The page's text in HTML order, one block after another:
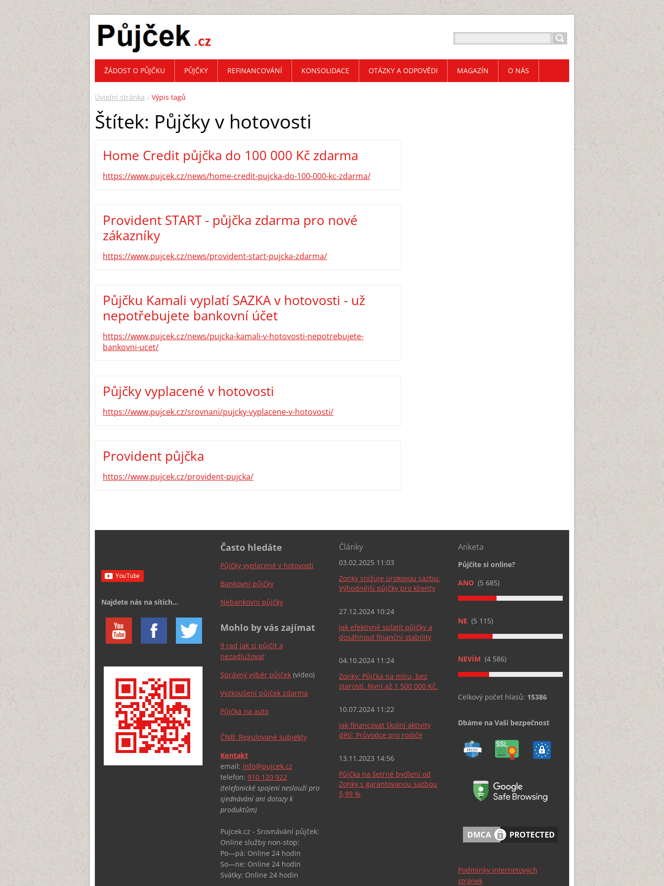
Úvodní stránka Výpis tagů
Štítek: Půjčky v hotovosti
Home Credit půjčka do 100 000 Kč zdarma
https://www.pujcek.cz/news/home-credit-pujcka-do-100-000-kc-zdarma/
Provident START - půjčka zdarma pro nové
zákazníky
https://www.pujcek.cz/news/provident-start-pujcka-zdarma/
Půjčku Kamali vyplatí SAZKA v hotovosti - už
nepotřebujete bankovní účet
https://www.pujcek.cz/news/pujcka-kamali-v-hotovosti-nepotrebujete-
bankovni-ucet/
Půjčky vyplacené v hotovosti
https://www.pujcek.cz/srovnani/pujcky-vyplacene-v-hotovosti/
Provident půjčka
https://www.pujcek.cz/provident-pujcka/
ŽÁDOST O PŮJČKU PŮJČKY REFINANCOVÁNÍ KONSOLIDACE OTÁZKY A ODPOVĚDI MAGAZÍN O NÁS
Najdete nás na sítích...
Často hledáte
Půjčky vyplacené v hotovosti
Bankovní půjčky
Nebankovní půjčky
Mohlo by vás zajímat
9 rad jak si půjčit a
nezadlužovat
Správný výběr půjček(video)
Vyzkoušení půjček zdarma
Půjčka na auto
ČNB: Regulované subjekty
Kontakt
email: info@pujcek.cz
telefon: 910 120 922
(telefonické spojení neslouží pro
sjednávání ani dotazy k
produktům)
Pujcek.cz - Srovnávání půjček:
Online služby non-stop:
Po—pá: Online 24 hodin
So—ne: Online 24 hodin
Svátky: Online 24 hodin
Články
03.02.2025 11:03
Zonky snižuje úrokovou sazbu:
Výhodnější půjčky pro klienty
27.12.2024 10:24
Jak efektivně splatit půjčky a
dosáhnout finanční stability
04.10.2024 11:24
Zonky: Půjčka na míru, bez
starostí. Nyní až 1 500 000 Kč.
10.07.2024 11:22
Jak financovat školní aktivity
dětí: Průvodce pro rodiče
13.11.2023 14:56
Půjčka na šetrné bydlení od
Zonky s garantovanou sazbou
5,99 %
Anketa
Půjčíte si online?
ANO (5 685)
NE (5 115)
NEVÍM (4 586)
Celkový počet hlasů: 15386
Dbáme na Vaši bezpečnost
Podmínky internetových
stránek